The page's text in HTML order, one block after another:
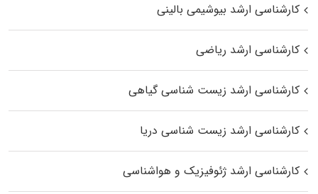
کارشناسی ارشد بیوشیمی بالینی
کارشناسی ارشد ریاضی
کارشناسی ارشد زیست‌ شناسی گیاهی
کارشناسی ارشد زیست‌ شناسی دریا
کارشناسی ارشد ژئوفیزیک و هواشناسی